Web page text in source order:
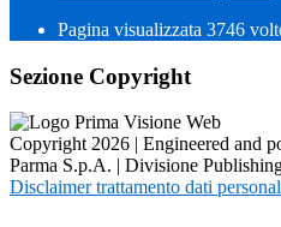
Pagina visualizzata 3746
Sezione Copyright
Copyright 2026 | Engineered and
Parma S.p.A. | Divisione
Disclaimer trattamento dati